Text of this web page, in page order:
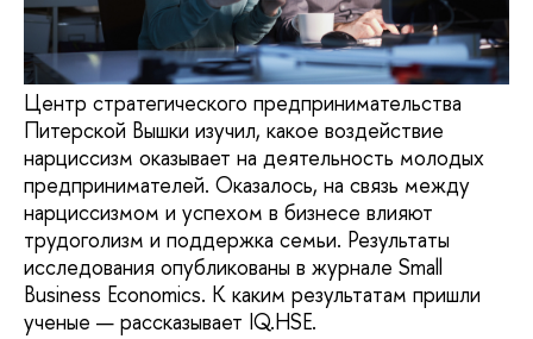
Центр стратегического предпринимательства
Питерской Вышки изучил, какое воздействие
нарциссизм оказывает на деятельность молодых
предпринимателей. Оказалось, на связь между
нарциссизмом и успехом в бизнесе влияют
трудоголизм и поддержка семьи. Результаты
исследования опубликованы в журнале Small
Business Economics. К каким результатам пришли
ученые — рассказывает IQ.HSE.